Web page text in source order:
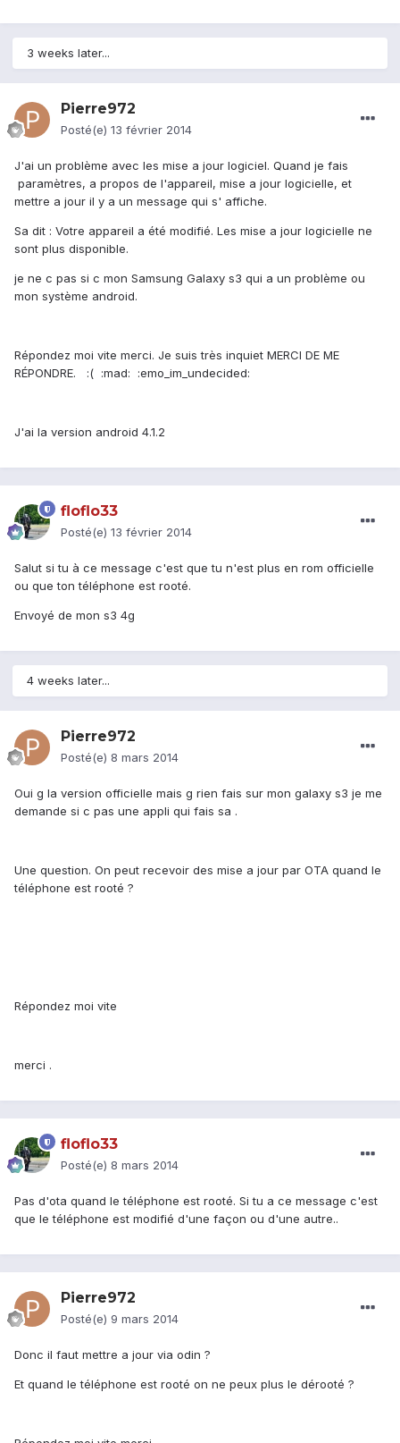
3 weeks later...
Pierre972
Posté(e) 13 février 2014
J'ai un problème avec les mise a jour logiciel. Quand je fais
paramètres, a propos de l'appareil, mise a jour logicielle, et
mettre a jour il y a un message qui s' affiche.
Sa dit : Votre appareil a été modifié. Les mise a jour logicielle ne
sont plus disponible.
je ne c pas si c mon Samsung Galaxy s3 qui a un problème ou
mon système android.
Répondez moi vite merci. Je suis très inquiet MERCI DE ME
RÉPONDRE. :( :mad: :emo_im_undecided:
J'ai la version android 4.1.2
floflo33
Posté(e) 13 février 2014
Salut si tu à ce message c'est que tu n'est plus en rom officielle
ou que ton téléphone est rooté.
Envoyé de mon s3 4g
4 weeks later...
Pierre972
Posté(e) 8 mars 2014
Oui g la version officielle mais g rien fais sur mon galaxy s3 je me
demande si c pas une appli qui fais sa .
Une question. On peut recevoir des mise a jour par OTA quand le
téléphone est rooté ?
Répondez moi vite
merci .
floflo33
Posté(e) 8 mars 2014
Pas d'ota quand le téléphone est rooté. Si tu a ce message c'est
que le téléphone est modifié d'une façon ou d'une autre..
Pierre972
Posté(e) 9 mars 2014
Donc il faut mettre a jour via odin ?
Et quand le téléphone est rooté on ne peux plus le dérooté ?